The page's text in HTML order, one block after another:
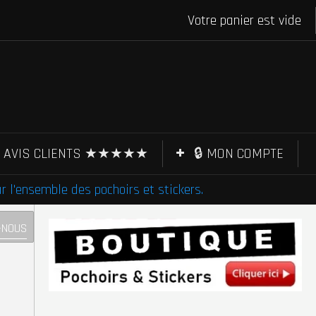
Votre panier est vide
AVIS CLIENTS ★★★★★
🔒 MON COMPTE
l'ensemble des pochoirs et stickers.